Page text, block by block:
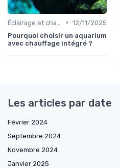
• 12/11/2025
Pourquoi choisir un aquarium
avec chauffage intégré ?
Les articles par date
Février 2024
Septembre 2024
Novembre 2024
Janvier 2025